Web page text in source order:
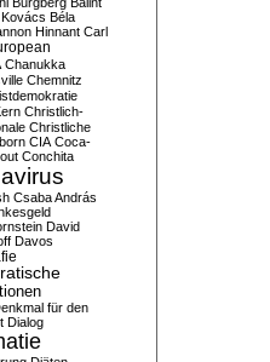
Béla
Hinnant Carl
Chanukka
Chemnitz
Christlich-
Christliche
CIA Coca-
Conchita
Csaba András
David
Davos
für den
Dialog